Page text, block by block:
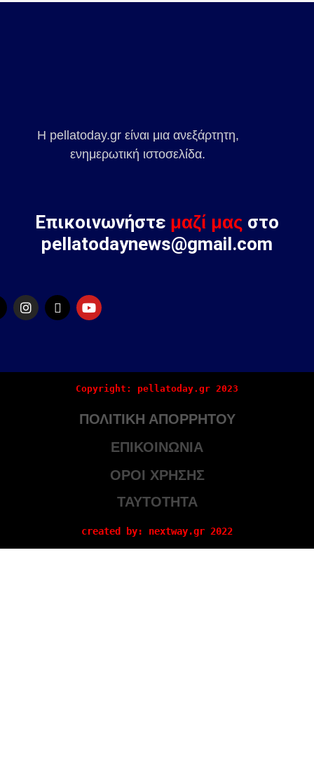
Η pellatoday.gr είναι μια ανεξάρτητη,
ενημερωτική ιστοσελίδα.
Επικοινωνήστε μαζί μας στο
pellatodaynews@gmail.com
Copyright: pellatoday.gr 2023
ΠΟΛΙΤΙΚΗ ΑΠΟΡΡΗΤΟΥ
ΕΠΙΚΟΙΝΩΝΙΑ
ΟΡΟΙ ΧΡΗΣΗΣ
ΤΑΥΤΟΤΗΤΑ
created by: nextway.gr 2022